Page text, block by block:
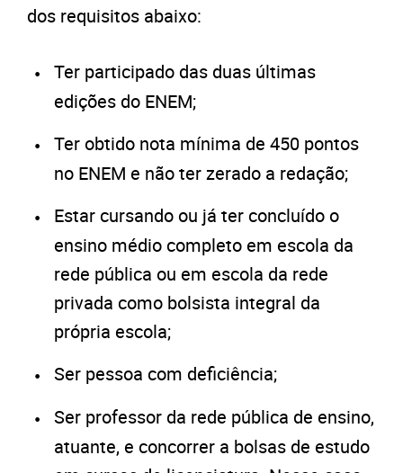
dos requisitos abaixo:
Ter participado das duas últimas
edições do ENEM;
Ter obtido nota mínima de 450 pontos
no ENEM e não ter zerado a redação;
Estar cursando ou já ter concluído o
ensino médio completo em escola da
rede pública ou em escola da rede
privada como bolsista integral da
própria escola;
Ser pessoa com deficiência;
Ser professor da rede pública de ensino,
atuante, e concorrer a bolsas de estudo